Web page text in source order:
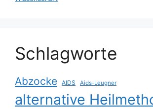
Schlagworte
Abzocke AIDS Aids-Leugner
alternative